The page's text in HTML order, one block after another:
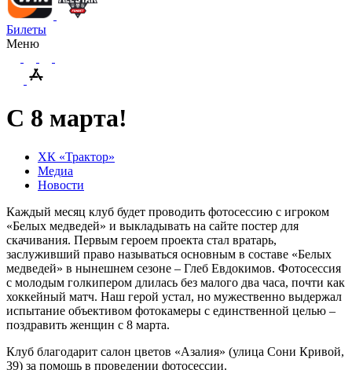
Билеты
Меню
С 8 марта!
ХК «Трактор»
Медиа
Новости
Каждый месяц клуб будет проводить фотосессию с игроком
«Белых медведей» и выкладывать на сайте постер для
скачивания. Первым героем проекта стал вратарь,
заслуживший право называться основным в составе «Белых
медведей» в нынешнем сезоне – Глеб Евдокимов. Фотосессия
с молодым голкипером длилась без малого два часа, почти как
хоккейный матч. Наш герой устал, но мужественно выдержал
испытание объективом фотокамеры с единственной целью –
поздравить женщин с 8 марта.
Клуб благодарит салон цветов «Азалия» (улица Сони Кривой,
39) за помощь в проведении фотосессии.